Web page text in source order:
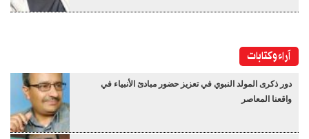
آراء وكتابات
دور ذكرى المولد النبوي في تعزيز حضور مبادئ الأنبياء في
واقعنا المعاصر